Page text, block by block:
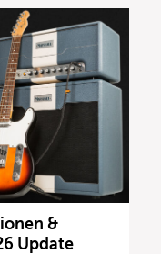
&
Update